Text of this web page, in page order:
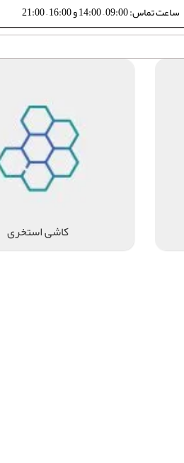
ساعت تماس: 09:00 – 14:00 و 16:00 – 21:00
کاشی استخری